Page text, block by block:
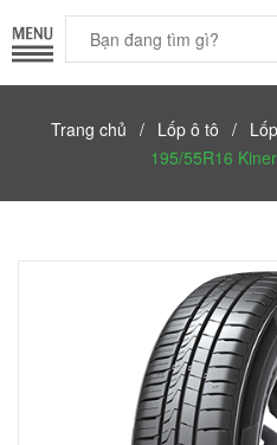
Trang chủ / Lốp ô tô /
195/55R16